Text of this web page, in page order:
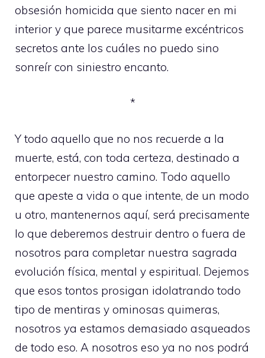
obsesión homicida que siento nacer en mi
interior y que parece musitarme excéntricos
secretos ante los cuáles no puedo sino
sonreír con siniestro encanto.
*
Y todo aquello que no nos recuerde a la
muerte, está, con toda certeza, destinado a
entorpecer nuestro camino. Todo aquello
que apeste a vida o que intente, de un modo
u otro, mantenernos aquí, será precisamente
lo que deberemos destruir dentro o fuera de
nosotros para completar nuestra sagrada
evolución física, mental y espiritual. Dejemos
que esos tontos prosigan idolatrando todo
tipo de mentiras y ominosas quimeras,
nosotros ya estamos demasiado asqueados
de todo eso. A nosotros eso ya no nos podrá